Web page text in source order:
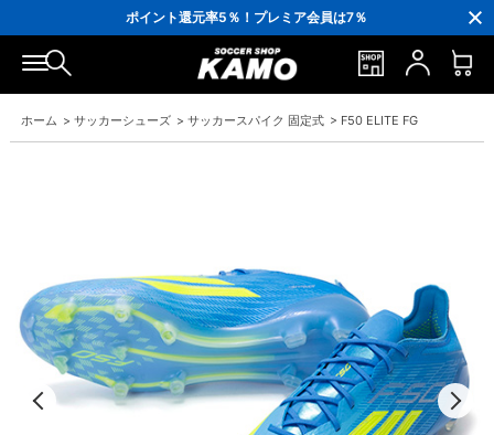
ポイント還元率5％！プレミア会員は7％
会員の方にはお誕生月に「10％OFFクーポン」プレゼント！
16,000円(税込)以上でシューズケースプレゼント！
3,300円(税込)以上で送料無料！
ホーム > サッカーシューズ > サッカースパイク 固定式 > F50 ELITE FG